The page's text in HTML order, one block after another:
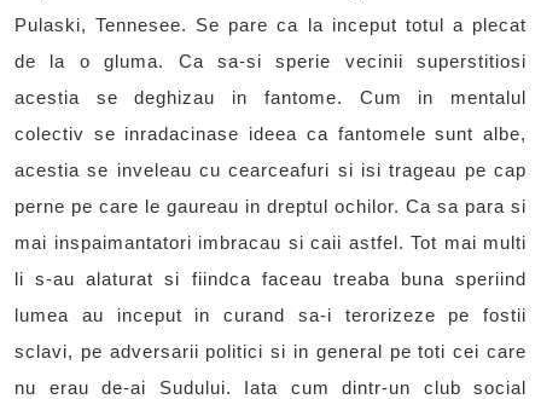
Pulaski, Tennesee. Se pare ca la inceput totul a plecat
de la o gluma. Ca sa-si sperie vecinii superstitiosi
acestia se deghizau in fantome. Cum in mentalul
colectiv se inradacinase ideea ca fantomele sunt albe,
acestia se inveleau cu cearceafuri si isi trageau pe cap
perne pe care le gaureau in dreptul ochilor. Ca sa para si
mai inspaimantatori imbracau si caii astfel. Tot mai multi
li s-au alaturat si fiindca faceau treaba buna speriind
lumea au inceput in curand sa-i terorizeze pe fostii
sclavi, pe adversarii politici si in general pe toti cei care
nu erau de-ai Sudului. Iata cum dintr-un club social